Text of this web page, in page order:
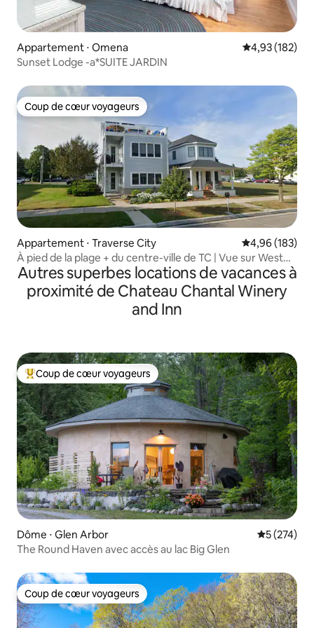
Appartement ⋅ Omena Évaluation
4,93 (182)
Sunset Lodge -a*SUITE JARDIN
Coup de cœur voyageurs
Coup de cœur voyageurs
Appartement ⋅ Traverse City Évaluation
4,96 (183)
À pied de la plage + du centre-ville de TC | Vue sur West
Bay
Autres superbes locations de vacances à
proximité de Chateau Chantal Winery
and Inn
Coups de cœur voyageurs les plus appréciés
Coup de cœur voyageurs
Dôme ⋅ Glen Arbor Évaluation
5 (274)
The Round Haven avec accès au lac Big Glen
Coup de cœur voyageurs
Coup de cœur voyageurs